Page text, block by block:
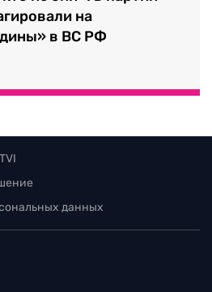
на
в ВС РФ
данных